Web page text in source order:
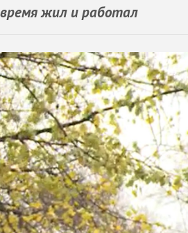
жил и работал